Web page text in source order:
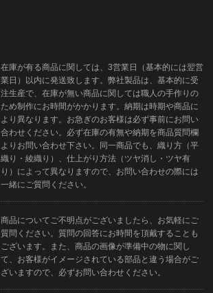
在庫が有る商品に関しては、3営業日（基本的には翌営
業日）以内に発送致します。弊社製品は、基本的に受
注生産で、在庫が無い商品に関しては職人の手作りの
ため制作にお時間がかかります。納期は時期や商品に
より異なります。お急ぎのお客様は必ず事前にお問い
合わせください。必ず在庫の有無や納期を商品質問欄
よりお問い合わせ下さい。同一商品でも、織り方（平
織り・綾織り）、仕上がり方法（ツヤ消し・ツヤ有
り）によって異なりますので、お問い合わせの際には
一緒にご質問ください。
商品についてご不明点がございましたら、お気軽にご
質問ください。質問の回答にお時間を頂戴することも
ございます。また、商品の画像が準備中の物に関し
て、お客様がイメージされている部品と違う場合がご
ざいますので、必ずお問い合わせください。